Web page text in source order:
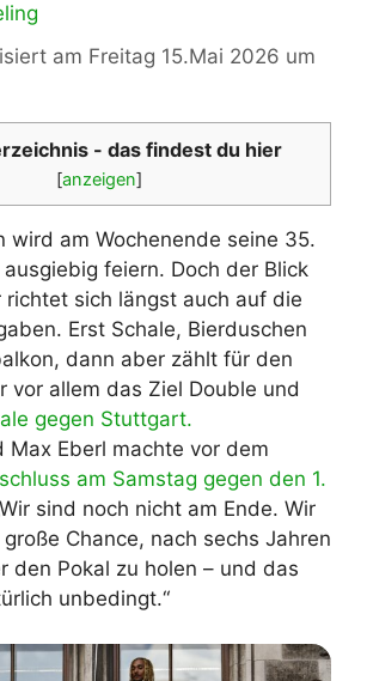
am Freitag 15.Mai 2026 um
- das findest du hier
[anzeigen]
wird am Wochenende seine 35.
feiern. Doch der Blick
richtet sich längst auch auf die
Erst Schale, Bierduschen
dann aber zählt für den
vor allem das Ziel Double und
gegen Stuttgart.
Max Eberl machte vor dem
am Samstag gegen den 1.
sind noch nicht am Ende. Wir
Chance, nach sechs Jahren
den Pokal zu holen – und das
unbedingt.“